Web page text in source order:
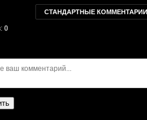
СТАНДАРТНЫЕ КОММЕНТАРИИ
0